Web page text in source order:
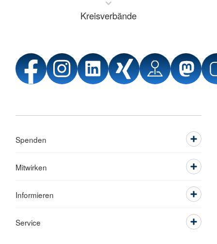
Kreisverbände
Spenden
Mitwirken
Informieren
Service